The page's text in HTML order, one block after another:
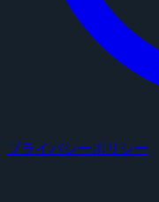
プライバシーポリシー